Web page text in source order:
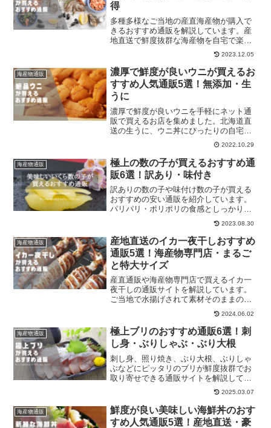
得
多種多様なご当地の産直海産物が購入で
きるおすすめ通販を解説しています。産
地直送で鮮度抜群な海産物を自宅で楽し
2023.12.05
海産物通販
濃厚で鮮度が良いウニが買えるお
すすめ人気通販5選！無添加・生
うに
濃厚で鮮度が良いウニを手軽にネット通
販で買えるお店を集めました。北海道直
送の生うに、ウニ丼にぴったりの自宅用
やお歳暮・お中元などにも活用できるギ
フト用うにもチェックしましょう！
2022.10.29
海産物通販
極上の数の子が買えるおすすめ通
販6選！訳あり・味付き
訳ありの数の子や味付け数の子が買える
おすすめの安い通販を紹介しています。
パリパリ・ポリポリの食感としっかりし
た歯ごたえが味わえる数の子を買うなら
通販がベスト！評判の高い通販を厳選し
たので、自宅用で美味しい数の子を買い
たい方は今すぐチェック！
2023.08.30
海産物通販
産地直送のイカ一夜干しおすすめ
通販5選！海産物専門店・まるご
と特大サイズ
産直通販や海産物専門店で買えるイカ一
夜干しの通販サイトを解説しています。
ご当地で水揚げされて素材そのままの美
味しさを活かす一夜干しを比較してくだ
2024.06.02
海産物通販
極上ブリのおすすめ通販6選！刺
し身・ぶりしゃぶ・ぶり大根
刺し身、照り焼き、ぶり大根、ぶりしゃ
ぶなどにピッタリのブリが鮮度抜群でお
取り寄せできる通販サイトを解説してい
ます。それぞれの店舗をチェックしてく
2025.03.07
海産物通販
鮮度が良い美味しい海鮮丼のおす
すめ人気通販5選！産地直送・豪